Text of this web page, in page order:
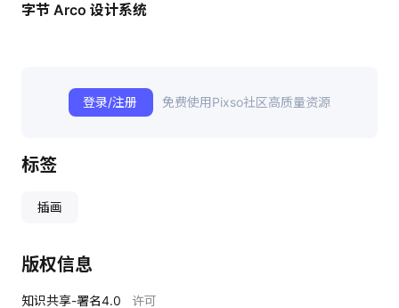
字节 Arco 设计系统
登录/注册 免费使用Pixso社区高质量资源
标签
插画
版权信息
知识共享-署名4.0 许可